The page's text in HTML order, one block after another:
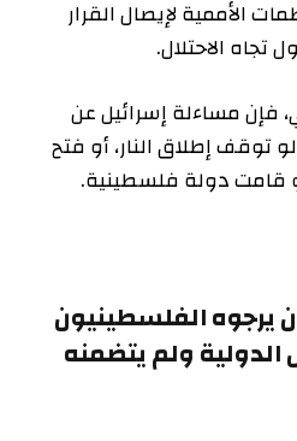
الأممية لإيصال القرار
تجاه الاحتلال.
فإن مساءلة إسرائيل عن
توقف إطلاق النار، أو فتح
قامت دولة فلسطينية.
يرجوه الفلسطينيون
ولم يتضمنه